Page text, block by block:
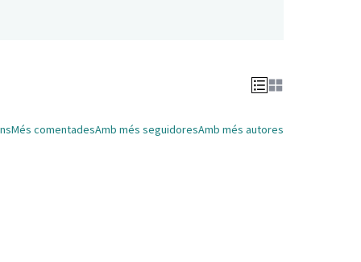
Més comentadesAmb més seguidoresAmb més autores